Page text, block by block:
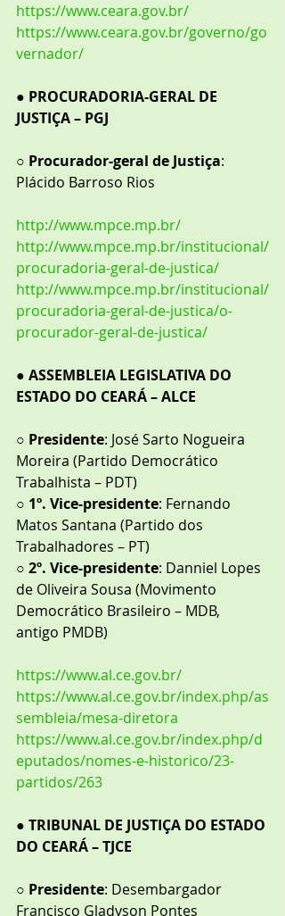
https://www.ceara.gov.br/
https://www.ceara.gov.br/governo/go
vernador/
● PROCURADORIA-GERAL DE
JUSTIÇA – PGJ
○ Procurador-geral de Justiça:
Plácido Barroso Rios
http://www.mpce.mp.br/
http://www.mpce.mp.br/institucional/
procuradoria-geral-de-justica/
http://www.mpce.mp.br/institucional/
procuradoria-geral-de-justica/o-
procurador-geral-de-justica/
● ASSEMBLEIA LEGISLATIVA DO
ESTADO DO CEARÁ – ALCE
○ Presidente: José Sarto Nogueira
Moreira (Partido Democrático
Trabalhista – PDT)
○ 1º. Vice-presidente: Fernando
Matos Santana (Partido dos
Trabalhadores – PT)
○ 2º. Vice-presidente: Danniel Lopes
de Oliveira Sousa (Movimento
Democrático Brasileiro – MDB,
antigo PMDB)
https://www.al.ce.gov.br/
https://www.al.ce.gov.br/index.php/as
sembleia/mesa-diretora
https://www.al.ce.gov.br/index.php/d
eputados/nomes-e-historico/23-
partidos/263
● TRIBUNAL DE JUSTIÇA DO ESTADO
DO CEARÁ – TJCE
○ Presidente: Desembargador
Francisco Gladyson Pontes